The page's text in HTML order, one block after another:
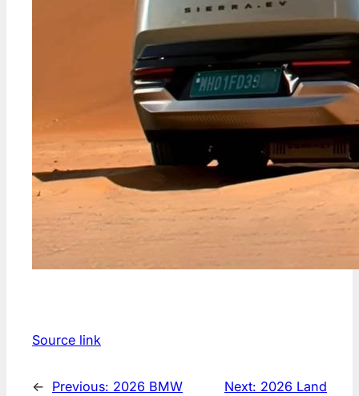
Source link
← Previous: 2026 BMW
Next: 2026 Land